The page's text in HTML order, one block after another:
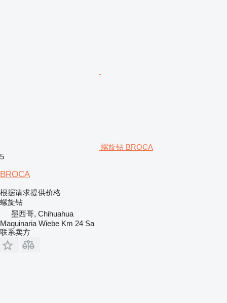
螺旋钻 BROCA
5
BROCA
根据请求提供价格
螺旋钻
墨西哥, Chihuahua
Maquinaria Wiebe Km 24 Sa
联系卖方